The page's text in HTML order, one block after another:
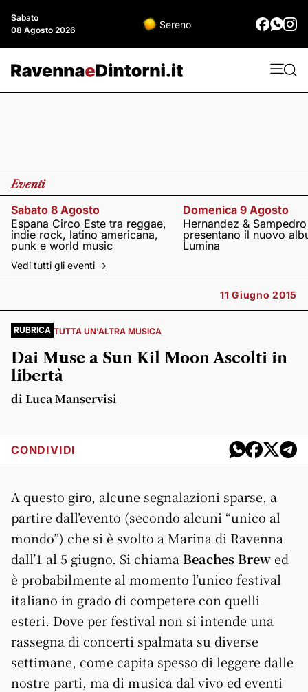
Sabato
08 Agosto 2026
Sereno
Eventi
Sabato 8 Agosto
Espana Circo Este tra reggae,
indie rock, latino americana,
punk e world music
Domenica 9 Agosto
Hernandez & Sampedro
presentano il nuovo
Lumina
Vedi tutti gli eventi ->
11 Giugno 2015
RUBRICA TUTTA UN'ALTRA MUSICA
Dai Muse a Sun Kil Moon Ascolti in
libertà
di Luca Manservisi
CONDIVIDI
A questo giro, alcune segnalazioni sparse, a
partire dall’evento (secondo alcuni “unico al
mondo”) che si è svolto a Marina di Ravenna
dall’1 al 5 giugno. Si chiama Beaches Brewed
è probabilmente al momento l’unico festival
italiano in grado di competere con quelli
esteri. Dove per festival non si intende una
rassegna di concerti spalmata su diverse
settimane, come capita spesso di leggere dalle
nostre parti, ma di musica dal vivo ed eventi